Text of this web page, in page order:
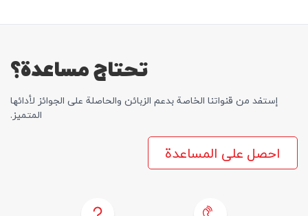
تحتاج مساعدة؟
إستفد من قنواتنا الخاصة بدعم الزبائن والحاصلة علی الجوائز لأدائها
المتمیز.
احصل على المساعدة